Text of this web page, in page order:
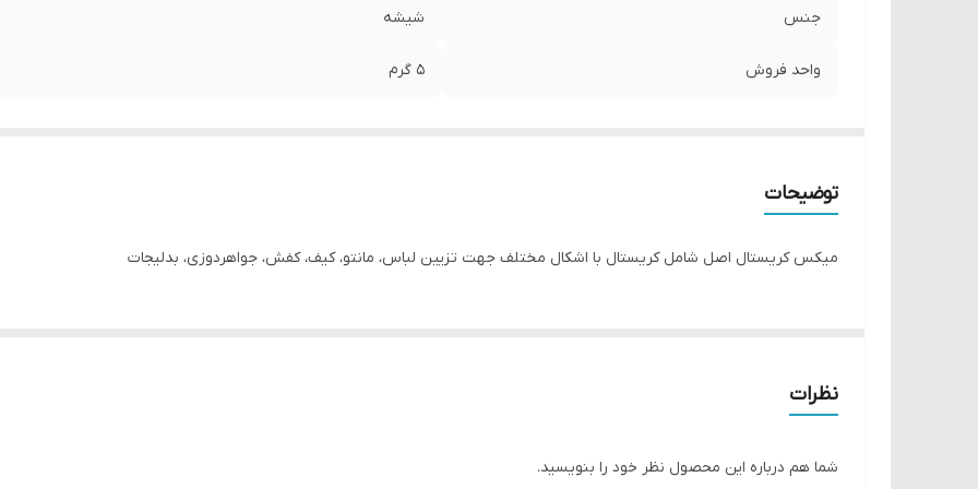
جنس شیشه
واحد فروش ۵ گرم
توضیحات
میکس کریستال اصل شامل کریستال با اشکال مختلف جهت تزیین لباس، مانتو، کیف، کفش، جواهردوزی، بدلیجات
نظرات
شما هم درباره این محصول نظر خود را بنویسید.